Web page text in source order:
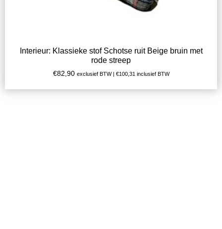
Interieur: Klassieke stof Schotse ruit Beige bruin met
rode streep
€82,90 exclusief BTW | €100,31inclusief BTW